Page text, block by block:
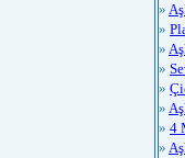
»
»
»
»
»
»
» 4
»